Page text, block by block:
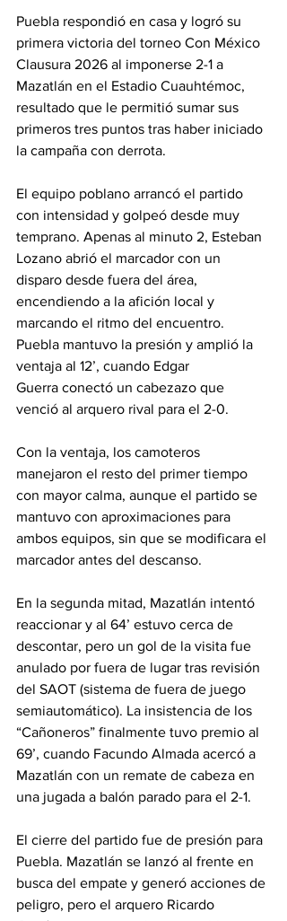
Puebla respondió en casa y logró su
primera victoria del torneo Con México
Clausura 2026 al imponerse 2-1 a
Mazatlán en el Estadio Cuauhtémoc,
resultado que le permitió sumar sus
primeros tres puntos tras haber iniciado
la campaña con derrota.
El equipo poblano arrancó el partido
con intensidad y golpeó desde muy
temprano. Apenas al minuto 2, Esteban
Lozano abrió el marcador con un
disparo desde fuera del área,
encendiendo a la afición local y
marcando el ritmo del encuentro.
Puebla mantuvo la presión y amplió la
ventaja al 12’, cuando Edgar
Guerra conectó un cabezazo que
venció al arquero rival para el 2-0.
Con la ventaja, los camoteros
manejaron el resto del primer tiempo
con mayor calma, aunque el partido se
mantuvo con aproximaciones para
ambos equipos, sin que se modificara el
marcador antes del descanso.
En la segunda mitad, Mazatlán intentó
reaccionar y al 64’ estuvo cerca de
descontar, pero un gol de la visita fue
anulado por fuera de lugar tras revisión
del SAOT (sistema de fuera de juego
semiautomático). La insistencia de los
“Cañoneros” finalmente tuvo premio al
69’, cuando Facundo Almada acercó a
Mazatlán con un remate de cabeza en
una jugada a balón parado para el 2-1.
El cierre del partido fue de presión para
Puebla. Mazatlán se lanzó al frente en
busca del empate y generó acciones de
peligro, pero el arquero Ricardo